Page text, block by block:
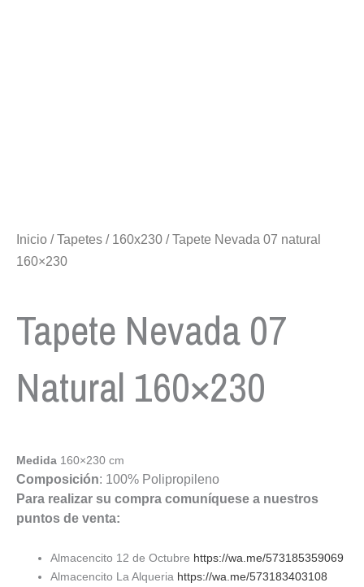
Inicio /Tapetes / 160x230 / Tapete Nevada 07 natural
160×230
Tapete Nevada 07
Natural 160×230
Medida 160×230 cm
Composición: 100% Polipropileno
Para realizar su compra comuníquese a nuestros
puntos de venta:
Almacencito 12 de Octubre https://wa.me/573185359069
Almacencito La Alqueria https://wa.me/573183403108